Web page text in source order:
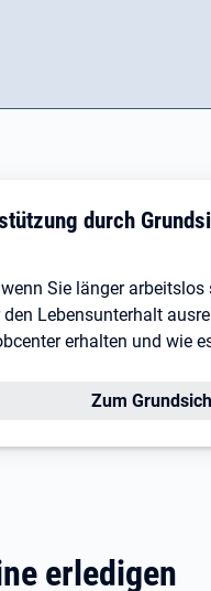
durch
Sie länger
Lebensunterhalt
erhalten und wie
Zum
erledigen